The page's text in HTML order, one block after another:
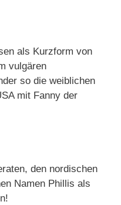
als Kurzform von
vulgären
so die weiblichen
mit Fanny der
den nordischen
Namen Phillis als